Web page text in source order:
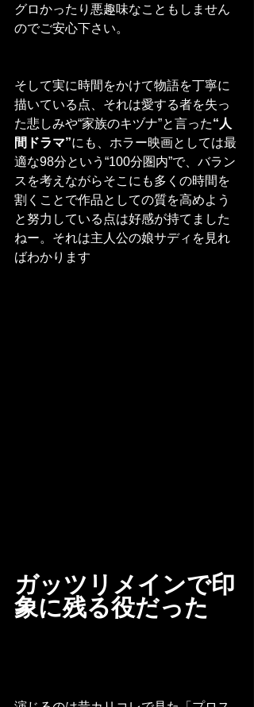
グロかったり悪趣味なこともしません
のでご安心下さい。
そして実に時間をかけて物語を丁寧に
描いている点、それは愛する者を失っ
た悲しみや“家族のキヅナ”と言った“人
間ドラマ”にも、ホラー映画としては最
適な98分という“100分圏内”で、バラン
スを考えながらそこにも多くの時間を
割くことで作品としての質を高めよう
と努力している点は好感が持てました
ねー。それは主人公の娘サディを見れ
ばわかります
ガッツリメインで印
象に残る役だった